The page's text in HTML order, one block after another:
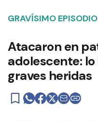
GRAVÍSIMO
Atacaron en
adolescente:
graves heridas